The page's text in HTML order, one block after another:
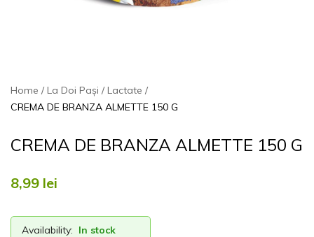
Home La Doi Pași
Lactate
CREMA DE BRANZA ALMETTE 150 G
CREMA DE BRANZA ALMETTE 150 G
8,99 lei
Availability: In stock